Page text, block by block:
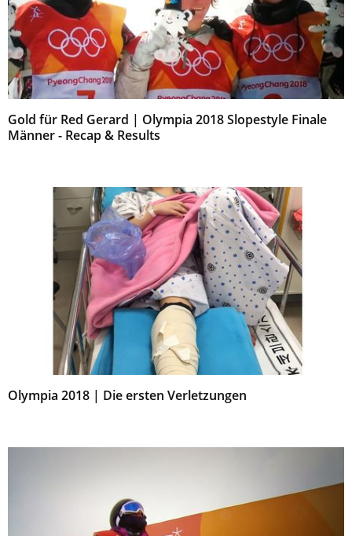
Gold für Red Gerard | Olympia 2018 Slopestyle Finale
Männer - Recap & Results
Olympia 2018 | Die ersten Verletzungen